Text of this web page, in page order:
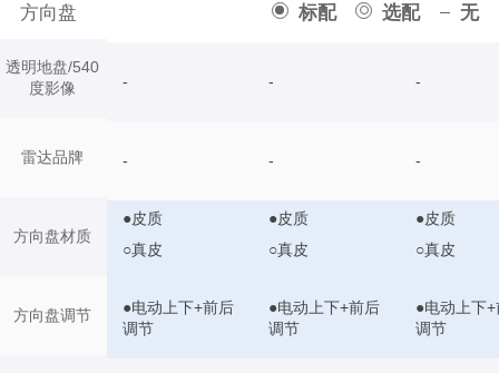
方向盘 标配 选配 无
透明地盘/540
度影像
雷达品牌
方向盘材质
方向盘调节
- - -
- - -
●皮质
○真皮
●皮质
○真皮
●皮质
○真皮
●电动上下+前后
调节
●电动上下+前后
调节
●电动上下
调节